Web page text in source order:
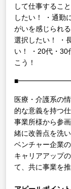
して仕事するこ
したい！
・通勤
がいを感じられ
選択したい！
・
い！
・20代・
こう！
医療・介護系の
的な意義を持つ
事業所様から参
緒に改善点を洗
ベンチャー企業
キャリアアップ
て、共に事業を